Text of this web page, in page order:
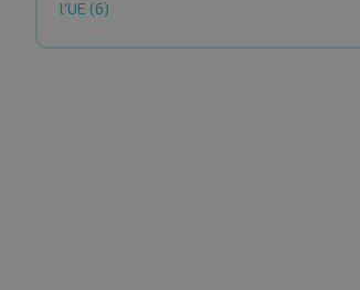
l'UE (6)